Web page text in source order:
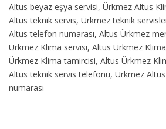
Altus beyaz eşya servisi, Ürkmez Altus
Altus teknik servis, Ürkmez teknik
Altus telefon numarası, Altus Ürkmez
Ürkmez Klima servisi, Altus Ürkmez
Ürkmez Klima tamircisi, Altus Ürkmez
Altus teknik servis telefonu, Ürkmez
numarası